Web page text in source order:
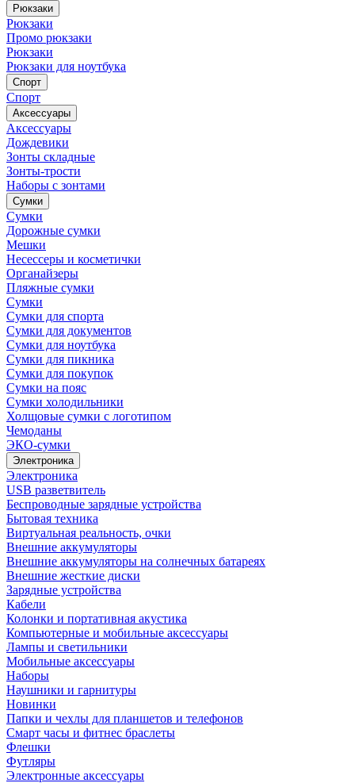
Рюкзаки
Рюкзаки
Промо рюкзаки
Рюкзаки
Рюкзаки для ноутбука
Спорт
Спорт
Аксессуары
Аксессуары
Дождевики
Зонты складные
Зонты-трости
Наборы с зонтами
Сумки
Сумки
Дорожные сумки
Мешки
Несессеры и косметички
Органайзеры
Пляжные сумки
Сумки
Сумки для спорта
Сумки для документов
Сумки для ноутбука
Сумки для пикника
Сумки для покупок
Сумки на пояс
Сумки холодильники
Холщовые сумки с логотипом
Чемоданы
ЭКО-сумки
Электроника
Электроника
USB разветвитель
Беспроводные зарядные устройства
Бытовая техника
Виртуальная реальность, очки
Внешние аккумуляторы
Внешние аккумуляторы на солнечных батареях
Внешние жесткие диски
Зарядные устройства
Кабели
Колонки и портативная акустика
Компьютерные и мобильные аксессуары
Лампы и светильники
Мобильные аксессуары
Наборы
Наушники и гарнитуры
Новинки
Папки и чехлы для планшетов и телефонов
Смарт часы и фитнес браслеты
Флешки
Футляры
Электронные аксессуары